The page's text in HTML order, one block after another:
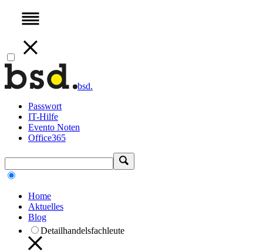
bsd.
Passwort
IT-Hilfe
Evento Noten
Office365
Home
Aktuelles
Blog
Detailhandelsfachleute